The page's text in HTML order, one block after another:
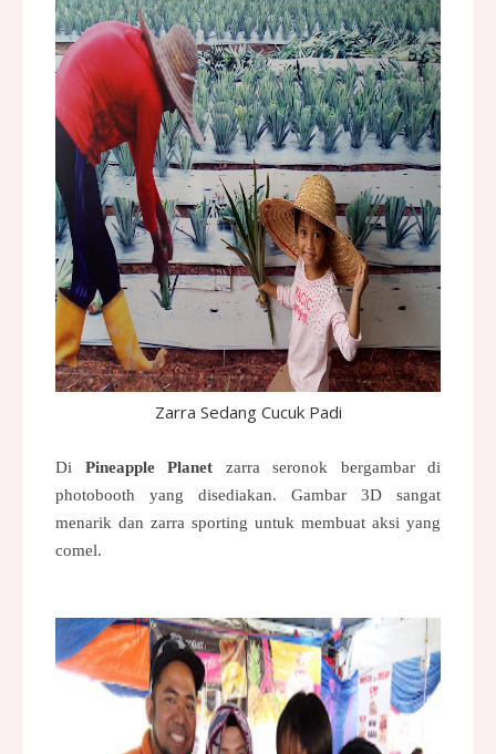
Zarra Sedang Cucuk Padi
Di Pineapple Planet zarra seronok bergambar di
photobooth yang disediakan. Gambar 3D sangat
menarik dan zarra sporting untuk membuat aksi yang
comel.